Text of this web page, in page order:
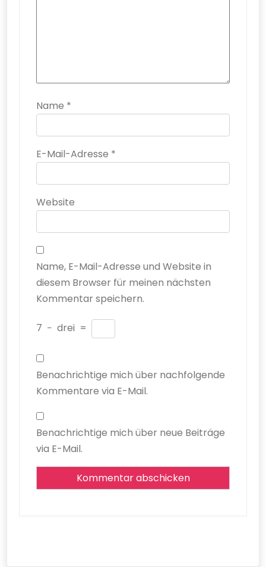
Name *
E-Mail-Adresse *
Website
Name, E-Mail-Adresse und Website in
diesem Browser für meinen nächsten
Kommentar speichern.
7 − drei =
Benachrichtige mich über nachfolgende
Kommentare via E-Mail.
Benachrichtige mich über neue Beiträge
via E-Mail.